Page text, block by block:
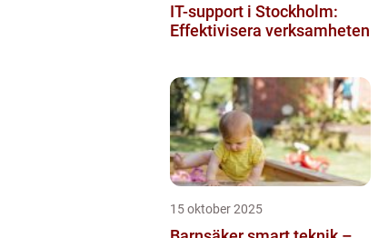
IT-support i Stockholm:
Effektivisera verksamheten
15 oktober 2025